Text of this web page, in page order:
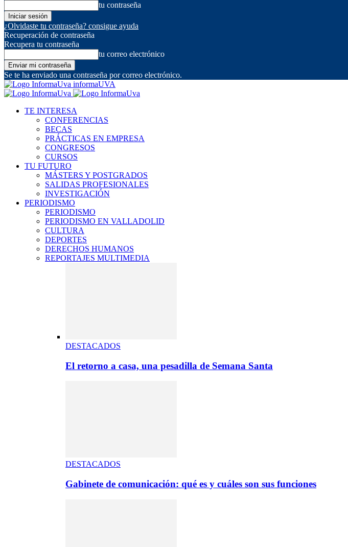
tu contraseña
¿Olvidaste tu contraseña? consigue ayuda
Recuperación de contraseña
Recupera tu contraseña
tu correo electrónico
Se te ha enviado una contraseña por correo electrónico.
informaUVA
TE INTERESA
CONFERENCIAS
BECAS
PRÁCTICAS EN EMPRESA
CONGRESOS
CURSOS
TU FUTURO
MÁSTERS Y POSTGRADOS
SALIDAS PROFESIONALES
INVESTIGACIÓN
PERIODISMO
PERIODISMO
PERIODISMO EN VALLADOLID
CULTURA
DEPORTES
DERECHOS HUMANOS
REPORTAJES MULTIMEDIA
DESTACADOS
El retorno a casa, una pesadilla de Semana Santa
DESTACADOS
Gabinete de comunicación: qué es y cuáles son sus funciones